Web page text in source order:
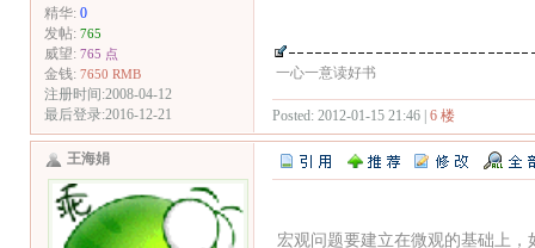
精华: 0
发帖: 765
威望: 765 点
金钱: 7650 RMB
注册时间:2008-04-12
最后登录:2016-12-21
一心一意读好书
Posted: 2012-01-15 21:46 | 6 楼
王海娟
宏观问题要建立在微观的基础上